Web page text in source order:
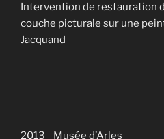
Intervention de restauration
couche picturale sur une
Jacquand
2013 Musée d’Arles